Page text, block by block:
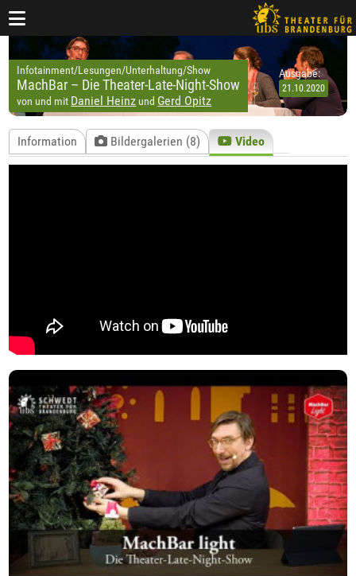
Infotainment/Lesungen/Unterhaltung/Show
MachBar – Die Theater-Late-Night-Show
von und mit Daniel Heinzund Gerd Opitz
Ausgabe:
Information Bildergalerien (8) Video